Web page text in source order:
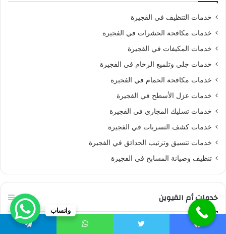
خدمات التنظيف في الفجيرة
خدمات مكافحة الحشرات في الفجيرة
خدمات المكيفات في الفجيرة
خدمات جلي وتلميع الرخام في الفجيرة
خدمات مكافحة الحمام في الفجيرة
خدمات عزل الأسطح في الفجيرة
خدمات تسليك المجاري في الفجيرة
خدمات كشف التسربات في الفجيرة
خدمات تنسيق وترتيب الحدائق في الفجيرة
تنظيف وصيانة المسابح في الفجيرة
خدمات أم القيوين
خدمات التنظيف في أم القيوين
واتساب